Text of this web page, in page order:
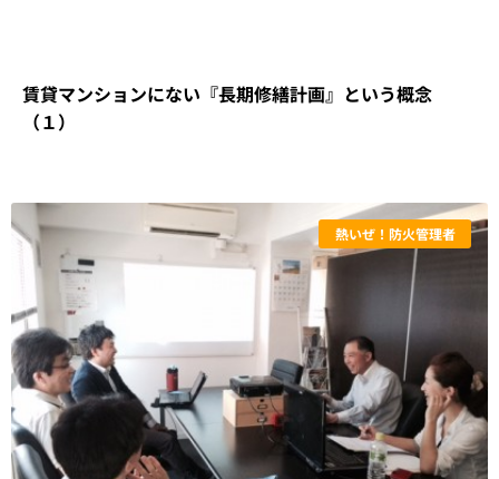
賃貸マンションにない『長期修繕計画』という概念
（１）
熱いぜ！防火管理者